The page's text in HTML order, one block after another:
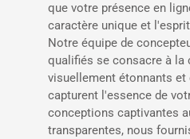
que votre présence en
caractère unique et
Notre équipe de
qualifiés se consacre à la
visuellement étonnants et
capturent l'essence de
conceptions captivantes
transparentes, nous